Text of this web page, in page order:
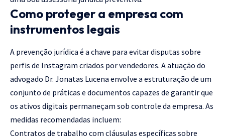
Como proteger a empresa com
instrumentos legais
A prevenção jurídica é a chave para evitar disputas sobre
perfis de Instagram criados por vendedores. A atuação do
advogado Dr. Jonatas Lucena envolve a estruturação de um
conjunto de práticas e documentos capazes de garantir que
os ativos digitais permaneçam sob controle da empresa. As
medidas recomendadas incluem:
Contratos de trabalho com cláusulas específicas sobre